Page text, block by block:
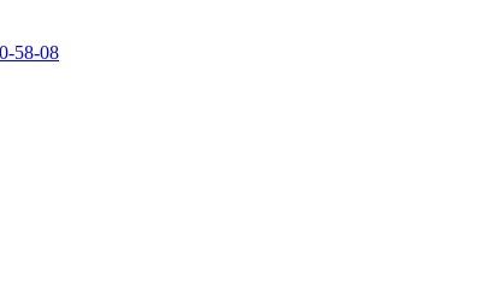
58-08